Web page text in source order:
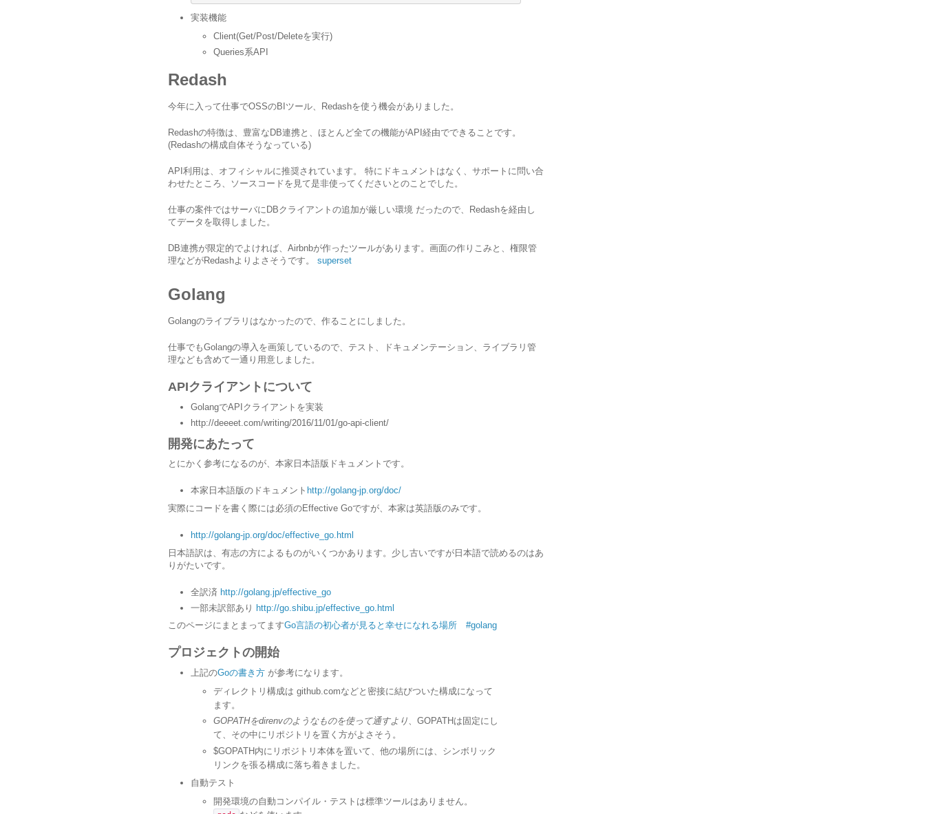
実装機能
Client(Get/Post/Deleteを実行)
Queries系API
Redash
今年に入って仕事でOSSのBIツール、Redashを使う機会がありました。
Redashの特徴は、豊富なDB連携と、ほとんど全ての機能がAPI経由でできることです。
(Redashの構成自体そうなっている)
API利用は、オフィシャルに推奨されています。 特にドキュメントはなく、サポートに問い合
わせたところ、ソースコードを見て是非使ってくださいとのことでした。
仕事の案件ではサーバにDBクライアントの追加が厳しい環境 だったので、Redashを経由し
てデータを取得しました。
DB連携が限定的でよければ、Airbnbが作ったツールがあります。画面の作りこみと、権限管
理などがRedashよりよさそうです。 superset
Golang
Golangのライブラリはなかったので、作ることにしました。
仕事でもGolangの導入を画策しているので、テスト、ドキュメンテーション、ライブラリ管
理なども含めて一通り用意しました。
APIクライアントについて
GolangでAPIクライアントを実装
http://deeeet.com/writing/2016/11/01/go-api-client/
開発にあたって
とにかく参考になるのが、本家日本語版ドキュメントです。
本家日本語版のドキュメント http://golang-jp.org/doc/
実際にコードを書く際には必須のEffective Goですが、本家は英語版のみです。
http://golang-jp.org/doc/effective_go.html
日本語訳は、有志の方によるものがいくつかあります。少し古いですが日本語で読めるのはあ
りがたいです。
全訳済 http://golang.jp/effective_go
一部未訳部あり http://go.shibu.jp/effective_go.html
このページにまとまってますGo言語の初心者が見ると幸せになれる場所 #golang
プロジェクトの開始
上記のGoの書き方 が参考になります。
ディレクトリ構成は github.comなどと密接に結びついた構成になって
ます。
GOPATHをdirenvのよ う なものを使っ て通すよ り、 GOPATHは固定にし
て、その中にリポジトリを置く方がよさそう。
$GOPATH内にリポジトリ本体を置いて、他の場所には、シンボリック
リンクを張る構成に落ち着きました。
自動テスト
開発環境の自動コンパイル・テストは標準ツールはありません。